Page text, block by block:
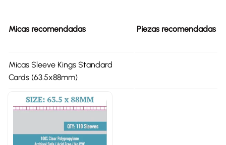
Micas recomendadas Piezas recomendadas
Micas Sleeve Kings Standard
Cards (63.5x88mm)